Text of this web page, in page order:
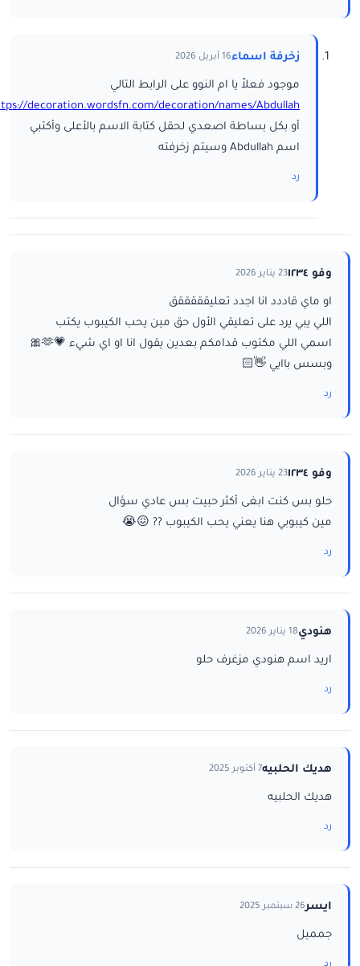
زخرفة اسماء16 أبريل 2026
موجود فعلاً يا ام النوو على الرابط التالي
decoration.wordsfn.com/decoration/names/Abdullah/
أو بكل بساطة اصعدي لحقل كتابة الاسم بالأعلى وأكتبي
اسم Abdullah وسيتم زخرفته
رد
وفو ١٢٣٤ 23 يناير 2026
او ماي قاددد انا اجدد تعليقققققق
اللي يبي يرد على تعليقي الأول حق مين يحب الكيبوب يكتب
اسمي اللي مكتوب قدامكم بعدين يقول انا او اي شيء 💗🫶🎀
وبسس باايي 👋🏻
رد
وفو ١٢٣٤ 23 يناير 2026
حلو بس كنت ابغى أكثر حبيت بس عادي سؤال
مين كيبوبي هنا يعني يحب الكيبوب ?? 😖😭
رد
هنودي18 يناير 2026
اريد اسم هنودي مزغرف حلو
رد
هديك الحلبيه7 أكتوبر 2025
هديك الحلبيه
رد
ايسر26 سبتمبر 2025
جمميل